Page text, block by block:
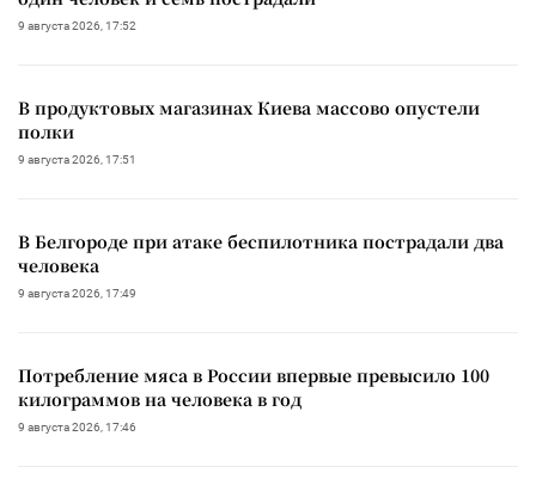
9 августа 2026, 17:52
В продуктовых магазинах Киева массово опустели
полки
9 августа 2026, 17:51
В Белгороде при атаке беспилотника пострадали два
человека
9 августа 2026, 17:49
Потребление мяса в России впервые превысило 100
килограммов на человека в год
9 августа 2026, 17:46